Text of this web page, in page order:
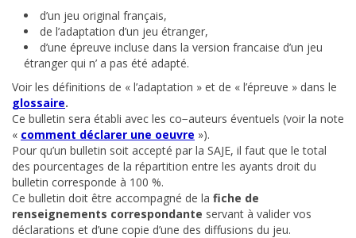
d’un jeu original français,
de l’adaptation d’un jeu étranger,
d’une épreuve incluse dans la version francaise d’un jeu
étranger qui n’ a pas été adapté.
Voir les définitions de « l’adaptation » et de « l’épreuve » dans le
glossaire.
Ce bulletin sera établi avec les co−auteurs éventuels (voir la note
« comment déclarer une oeuvre »).
Pour qu’un bulletin soit accepté par la SAJE, il faut que le total
des pourcentages de la répartition entre les ayants droit du
bulletin corresponde à 100 %.
Ce bulletin doit être accompagné de la fiche de
renseignements correspondante servant à valider vos
déclarations et d’une copie d’une des diffusions du jeu.